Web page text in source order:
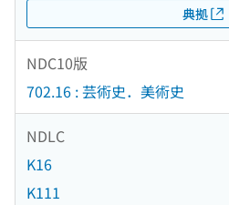
典拠
NDC10版
702.16 : 芸術史．美術史
NDLC
K16
K111